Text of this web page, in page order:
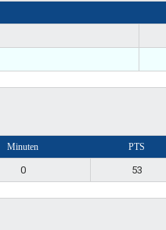
Minuten PTS
0 53